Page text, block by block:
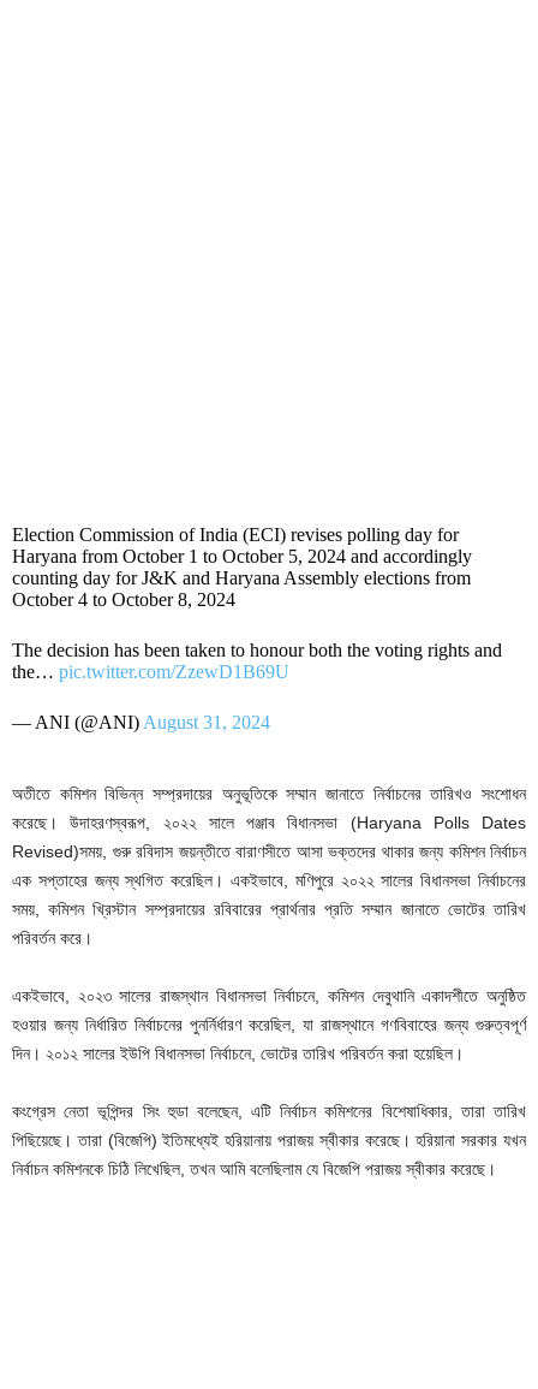
Election Commission of India (ECI) revises polling day for
Haryana from October 1 to October 5, 2024 and accordingly
counting day for J&K and Haryana Assembly elections from
October 4 to October 8, 2024
The decision has been taken to honour both the voting rights and
the… pic.twitter.com/ZzewD1B69U
— ANI (@ANI) August 31, 2024
অতীতে কমিশন বিভিন্ন সম্প্রদায়ের অনুভূতিকে সম্মান জানাতে নির্বাচনের তারিখও সংশোধন
করেছে। উদাহরণস্বরূপ, ২০২২ সালে পঞ্জাব বিধানসভা (Haryana Polls Dates
Revised)সময়, গুরু রবিদাস জয়ন্তীতে বারাণসীতে আসা ভক্তদের থাকার জন্য কমিশন নির্বাচন
এক সপ্তাহের জন্য স্থগিত করেছিল। একইভাবে, মণিপুরে ২০২২ সালের বিধানসভা নির্বাচনের
সময়, কমিশন খ্রিস্টান সম্প্রদায়ের রবিবারের প্রার্থনার প্রতি সম্মান জানাতে ভোটের তারিখ
পরিবর্তন করে।
একইভাবে, ২০২৩ সালের রাজস্থান বিধানসভা নির্বাচনে, কমিশন দেবুথানি একাদশীতে অনুষ্ঠিত
হওয়ার জন্য নির্ধারিত নির্বাচনের পুনর্নির্ধারণ করেছিল, যা রাজস্থানে গণবিবাহের জন্য গুরুত্বপূর্ণ
দিন। ২০১২ সালের ইউপি বিধানসভা নির্বাচনে, ভোটের তারিখ পরিবর্তন করা হয়েছিল।
কংগ্রেস নেতা ভূপিন্দর সিং হুডা বলেছেন, এটি নির্বাচন কমিশনের বিশেষাধিকার, তারা তারিখ
পিছিয়েছে। তারা (বিজেপি) ইতিমধ্যেই হরিয়ানায় পরাজয় স্বীকার করেছে। হরিয়ানা সরকার যখন
নির্বাচন কমিশনকে চিঠি লিখেছিল, তখন আমি বলেছিলাম যে বিজেপি পরাজয় স্বীকার করেছে।